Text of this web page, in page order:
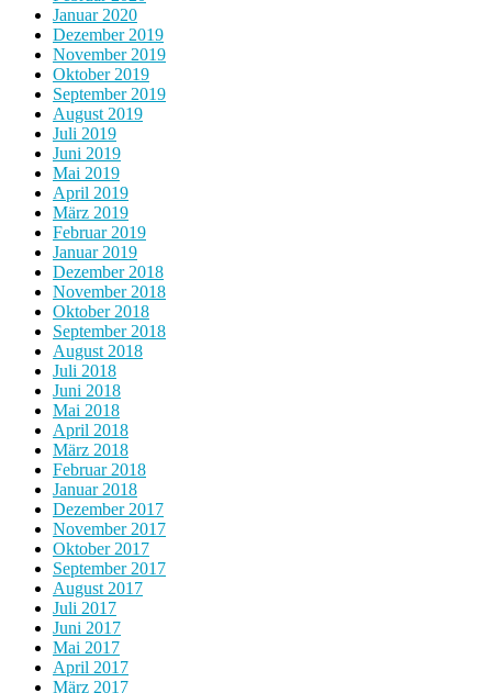
Januar 2020
Dezember 2019
November 2019
Oktober 2019
September 2019
August 2019
Juli 2019
Juni 2019
Mai 2019
April 2019
März 2019
Februar 2019
Januar 2019
Dezember 2018
November 2018
Oktober 2018
September 2018
August 2018
Juli 2018
Juni 2018
Mai 2018
April 2018
März 2018
Februar 2018
Januar 2018
Dezember 2017
November 2017
Oktober 2017
September 2017
August 2017
Juli 2017
Juni 2017
Mai 2017
April 2017
März 2017